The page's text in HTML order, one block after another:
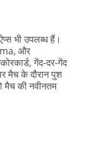
भी उपलब्ध हैं।
और
गेंद-दर-गेंद
के दौरान पुश
मैच की नवीनतम